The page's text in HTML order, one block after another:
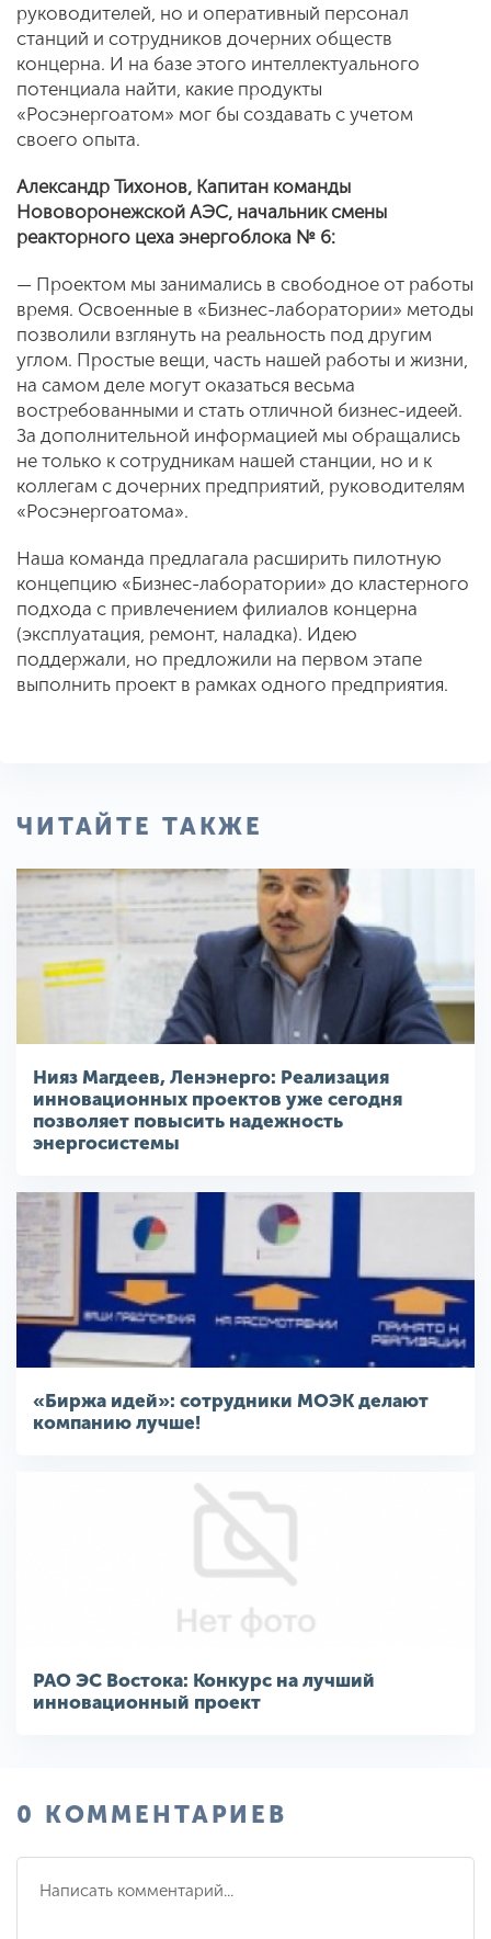
руководителей, но и оперативный персонал
станций и сотрудников дочерних обществ
концерна. И на базе этого интеллектуального
потенциала найти, какие продукты
«Росэнергоатом» мог бы создавать с учетом
своего опыта.
Александр Тихонов, Капитан команды
Нововоронежской АЭС, начальник смены
реакторного цеха энергоблока № 6:
— Проектом мы занимались в свободное от работы
время. Освоенные в «Бизнес-лаборатории» методы
позволили взглянуть на реальность под другим
углом. Простые вещи, часть нашей работы и жизни,
на самом деле могут оказаться весьма
востребованными и стать отличной бизнес-идеей.
За дополнительной информацией мы обращались
не только к сотрудникам нашей станции, но и к
коллегам с дочерних предприятий, руководителям
«Росэнергоатома».
Наша команда предлагала расширить пилотную
концепцию «Бизнес-лаборатории» до кластерного
подхода с привлечением филиалов концерна
(эксплуатация, ремонт, наладка). Идею
поддержали, но предложили на первом этапе
выполнить проект в рамках одного предприятия.
ЧИТАЙТЕ ТАКЖЕ
Нияз Магдеев, Ленэнерго: Реализация
инновационных проектов уже сегодня
позволяет повысить надежность
энергосистемы
«Биржа идей»: сотрудники МОЭК делают
компанию лучше!
РАО ЭС Востока: Конкурс на лучший
инновационный проект
0 КОММЕНТАРИЕВ